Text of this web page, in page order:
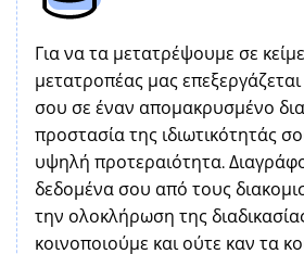
Για να τα μετατρέψουμε σε
μετατροπέας μας
σου σε έναν απομακρυσμένο
προστασία της ιδιωτικότητάς
υψηλή προτεραιότητα.
δεδομένα σου από τους
την ολοκλήρωση της
κοινοποιούμε και ούτε καν τα